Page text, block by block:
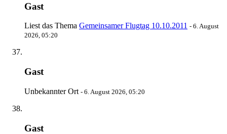
Gast
Liest das Thema Gemeinsamer Flugtag 10.10.2011 - 6. August
2026, 05:20
Gast
Unbekannter Ort - 6. August 2026, 05:20
Gast